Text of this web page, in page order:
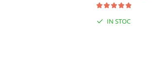
IN STOC